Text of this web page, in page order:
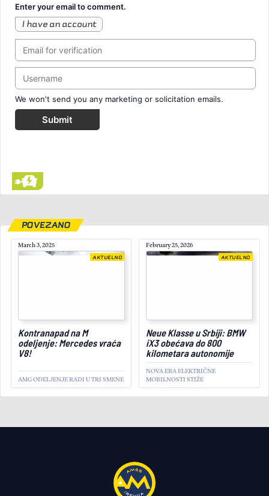
Enter your email to comment.
I have an account
We won't send you any marketing or solicitation emails.
Submit
POVEZANO
March 3, 2025
Kontranapad na M
odeljenje: Mercedes vraća
V8!
AMG ODELJENJE RADI U TRI SMENE
AKTUELNO
February 25, 2026
Neue Klasse u Srbiji: BMW
iX3 obećava do 800
kilometara autonomije
NOVA ERA ELEKTRIČNE
MOBILNOSTI STIŽE
AKTUELNO
June 12, 2026